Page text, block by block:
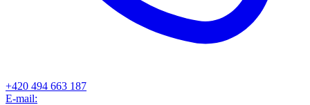
+420 494 663 187
E-mail: